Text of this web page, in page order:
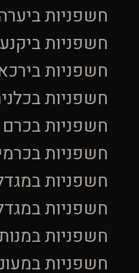
חשפניות
חשפניות
חשפניות
חשפניות
חשפניות בכרם
חשפניות
חשפניות
חשפניות
חשפניות
חשפניות